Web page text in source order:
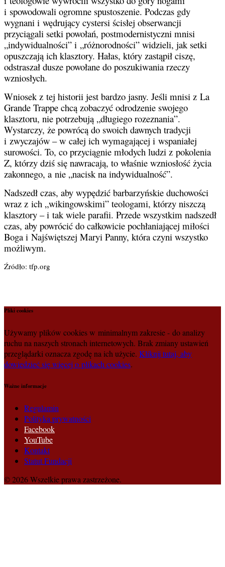
i spowodowali ogromne spustoszenie. Podczas gdy
wygnani i wędrujący cystersi ścisłej obserwancji
przyciągali setki powołań, postmodernistyczni mnisi
„indywidualności” i „różnorodności” widzieli, jak setki
opuszczają ich klasztory. Hałas, który zastąpił ciszę,
odstraszał dusze powołane do poszukiwania rzeczy
wzniosłych.
Wniosek z tej historii jest bardzo jasny. Jeśli mnisi z La
Grande Trappe chcą zobaczyć odrodzenie swojego
klasztoru, nie potrzebują „długiego rozeznania”.
Wystarczy, że powrócą do swoich dawnych tradycji
i zwyczajów – w całej ich wymagającej i wspaniałej
surowości. To, co przyciągnie młodych ludzi z pokolenia
Z, którzy dziś się nawracają, to właśnie wzniosłość życia
zakonnego, a nie „nacisk na indywidualność”.
Nadszedł czas, aby wypędzić barbarzyńskie duchowości
wraz z ich „wikingowskimi” teologami, którzy niszczą
klasztory – i tak wiele parafii. Przede wszystkim nadszedł
czas, aby powrócić do całkowicie pochłaniającej miłości
Boga i Najświętszej Maryi Panny, która czyni wszystko
możliwym.
Źródło: tfp.org
Pliki cookies
Używamy plików cookies w minimalnym zakresie - do analizy
ruchu na naszych stronach internetowych. Brak zmiany ustawień
przeglądarki oznacza zgodę na ich użycie. Kliknij tutaj, aby
dowiedzieć się więcej o plikach cookies.
Ważne informacje
Regulamin
Polityka prywatności
Facebook
YouTube
Kontakt
Statut Fundacji
© 2026 Wszelkie prawa zastrzeżone.